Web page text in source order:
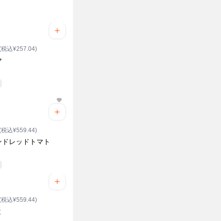
税込¥257.04)
税込¥559.44)
レッドトマト
税込¥559.44)